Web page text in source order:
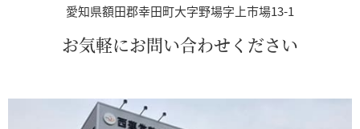
愛知県額田郡幸田町大字野場字上市場13-1
お気軽にお問い合わせください